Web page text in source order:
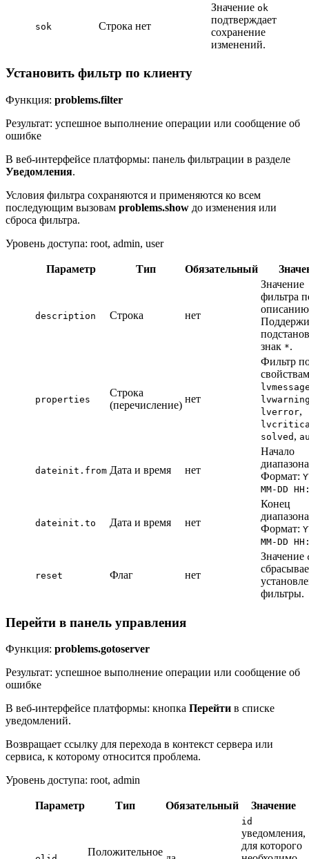
sok Строка нет
Значение ok
подтверждает
сохранение
изменений.
Установить фильтр по клиенту
Функция: problems.filter
Результат: успешное выполнение операции или сообщение об
ошибке
В веб-интерфейсе платформы: панель фильтрации в разделе
Уведомления.
Условия фильтра сохраняются и применяются ко всем
последующим вызовам problems.show до изменения или
сброса фильтра.
Уровень доступа: root, admin, user
Параметр Тип Обязательный
description Строка нет
Значение
фильтра
знак *.
properties
Строка
(перечисление)
нет
Фильтр
lverror,
solved ,
dateinit.from Дата и время нет
Начало
Формат:
MM-DD
dateinit.to Дата и время нет
Конец
Формат:
MM-DD
reset Флаг нет
Значение
фильтры.
Перейти в панель управления
Функция: problems.gotoserver
Результат: успешное выполнение операции или сообщение об
ошибке
В веб-интерфейсе платформы: кнопка Перейти в списке
уведомлений.
Возвращает ссылку для перехода в контекст сервера или
сервиса, к которому относится проблема.
Уровень доступа: root, admin
Параметр Тип Обязательный Значение
Положительное
id
уведомления,
для которого